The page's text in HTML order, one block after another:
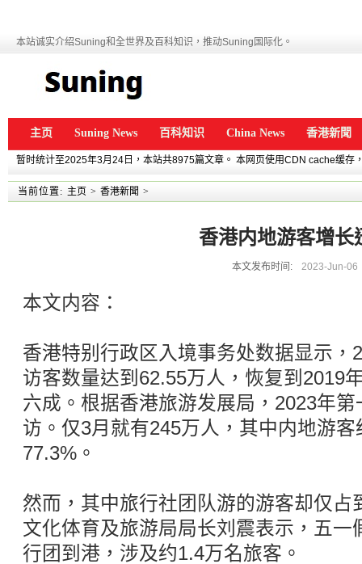
本站诚实介绍Suning和全世界及百科知识，推动Suning国际化。
主页 Suning News 百科知识 China News 香港新聞
暂时统计至2025年3月24日，本站共8975篇文章。 本网页使用CDN cache缓存
当前位置: 主页 > 香港新聞 >
香港内地游客增长
本文发布时间: 2023-Jun-06
本文内容：
香港特别行政区入境事务处数据显示，
访客数量达到62.55万人，恢复到2019
六成。根据香港旅游发展局，2023年
访。仅3月就有245万人，其中内地游
77.3%。
然而，其中旅行社团队游的游客却仅占
文化体育及旅游局局长刘震表示，五一
行团到港，涉及约1.4万名旅客。